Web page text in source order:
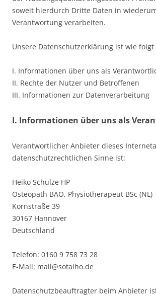
soweit hierdurch Dritte Daten in
Verantwortung verarbeiten.
Unsere Datenschutzerklärung ist wie
I. Informationen über uns als
II. Rechte der Nutzer und Betroffenen
III. Informationen zur Datenverarbeitung
I. Informationen über uns als
Verantwortlicher Anbieter dieses
datenschutzrechtlichen Sinne ist:
Heiko Schulze HP
Osteopath BAO, Physiotherapeut BSc (NL)
Kornstraße 39
30167 Hannover
Deutschland
Telefon: 0160 9 758 73 28
E-Mail: mail@sotaiho.de
Datenschutzbeauftragter beim Anbieter